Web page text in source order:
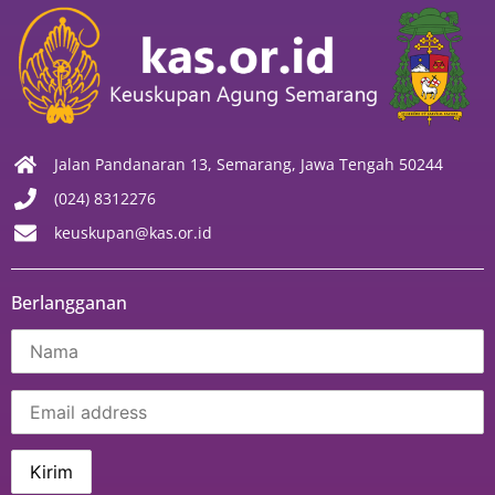
Jalan Pandanaran 13, Semarang, Jawa Tengah 50244
(024) 8312276
keuskupan@kas.or.id
Berlangganan